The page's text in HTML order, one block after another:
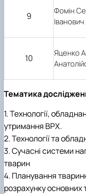
9
Фомін
Іванович
10
Яценко
Тематика
1. Технології,
утримання ВРХ.
2. Технології та
3. Сучасні системи
тварин
4. Планування
розрахунку основних